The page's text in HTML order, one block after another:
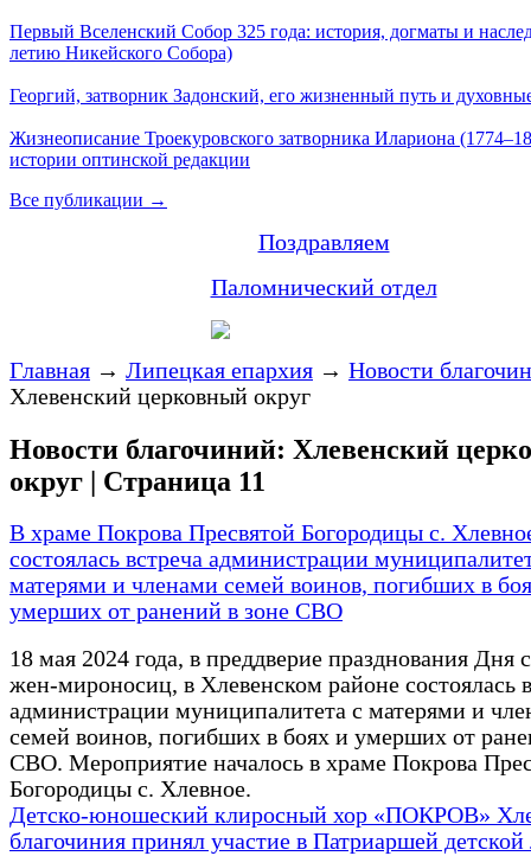
Первый Вселенский Собор 325 года: история, догматы и
летию Никейского Собора)
Георгий, затворник Задонский, его жизненный путь и
Жизнеописание Троекуровского затворника Илариона
истории оптинской редакции
Все публикации →
Поздравляем
Паломнический отдел
Главная → Липецкая епархия → Новости
Хлевенский церковный округ
Новости благочиний: Хлевенский
округ | Страница 11
В храме Покрова Пресвятой Богородицы с.
состоялась встреча администрации
матерями и членами семей воинов, погибших в
умерших от ранений в зоне СВО
18 мая 2024 года, в преддверие празднования Дня
жен-мироносиц, в Хлевенском районе состоялась
администрации муниципалитета с матерями и
семей воинов, погибших в боях и умерших от
СВО. Мероприятие началось в храме Покрова
Богородицы с. Хлевное.
Детско-юношеский клиросный хор «ПОКРОВ»
благочиния принял участие в Патриаршей детской